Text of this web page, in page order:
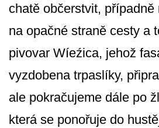
chatě občerstvit,
na opačné straně cesty a
pivovar Wíeźica, jehož
vyzdobena trpaslíky,
ale pokračujeme dále po
která se ponořuje do